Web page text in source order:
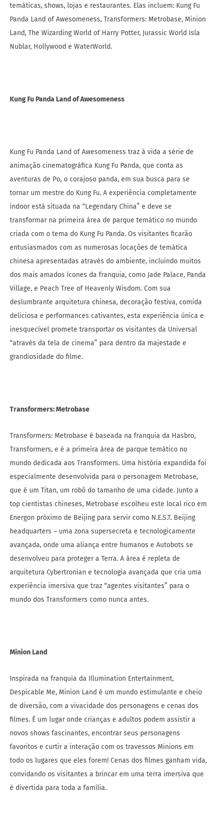
temáticas, shows, lojas e restaurantes. Elas incluem: Kung Fu
Panda Land of Awesomeness, Transformers: Metrobase, Minion
Land, The Wizarding World of Harry Potter, Jurassic World Isla
Nublar, Hollywood e WaterWorld.
Kung Fu Panda Land of Awesomeness
Kung Fu Panda Land of Awesomeness traz à vida a série de
animação cinematográfica Kung Fu Panda, que conta as
aventuras de Po, o corajoso panda, em sua busca para se
tornar um mestre do Kung Fu. A experiência completamente
indoor está situada na “Legendary China” e deve se
transformar na primeira área de parque temático no mundo
criada com o tema do Kung Fu Panda. Os visitantes ficarão
entusiasmados com as numerosas locações de temática
chinesa apresentadas através do ambiente, incluindo muitos
dos mais amados ícones da franquia, como Jade Palace, Panda
Village, e Peach Tree of Heavenly Wisdom. Com sua
deslumbrante arquitetura chinesa, decoração festiva, comida
deliciosa e performances cativantes, esta experiência única e
inesquecível promete transportar os visitantes da Universal
“através da tela de cinema” para dentro da majestade e
grandiosidade do filme.
Transformers: Metrobase
Transformers: Metrobase é baseada na franquia da Hasbro,
Transformers, e é a primeira área de parque temático no
mundo dedicada aos Transformers. Uma história expandida foi
especialmente desenvolvida para o personagem Metrobase,
que é um Titan, um robô do tamanho de uma cidade. Junto a
top cientistas chineses, Metrobase escolheu este local rico em
Energon próximo de Beijing para servir como N.E.S.T. Beijing
headquarters – uma zona supersecreta e tecnologicamente
avançada, onde uma aliança entre humanos e Autobots se
desenvolveu para proteger a Terra. A área é repleta de
arquitetura Cybertronian e tecnologia avançada que cria uma
experiência imersiva que traz “agentes visitantes” para o
mundo dos Transformers como nunca antes.
Minion Land
Inspirada na franquia da Illumination Entertainment,
Despicable Me, Minion Land é um mundo estimulante e cheio
de diversão, com a vivacidade dos personagens e cenas dos
filmes. É um lugar onde crianças e adultos podem assistir a
novos shows fascinantes, encontrar seus personagens
favoritos e curtir a interação com os travessos Minions em
todo os lugares que eles forem! Cenas dos filmes ganham vida,
convidando os visitantes a brincar em uma terra imersiva que
é divertida para toda a família.